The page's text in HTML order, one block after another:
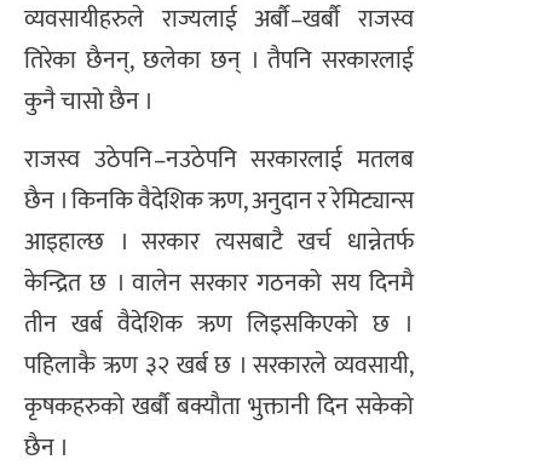
व्यवसायीहरुले राज्यलाई अर्बौ–खर्बौ राजस्व
तिरेका छैनन्, छलेका छन् । तैपनि सरकारलाई
कुनै चासो छैन ।
राजस्व उठेपनि–नउठेपनि सरकारलाई मतलब
छैन । किनकि वैदेशिक ऋण, अनुदान र रेमिट्यान्स
आइहाल्छ । सरकार त्यसबाटै खर्च धान्नेतर्फ
केन्द्रित छ । वालेन सरकार गठनको सय दिनमै
तीन खर्ब वैदेशिक ऋण लिइसकिएको छ ।
पहिलाकै ऋण ३२ खर्ब छ । सरकारले व्यवसायी,
कृषकहरुको खर्बौ बक्यौता भुक्तानी दिन सकेको
छैन ।